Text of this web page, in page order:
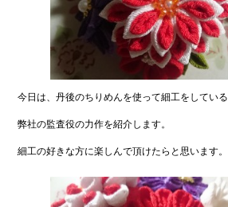
今日は、丹後のちりめんを使って細工をしている
弊社の監査役の力作を紹介します。
細工の好きな方に楽しんで頂けたらと思います。